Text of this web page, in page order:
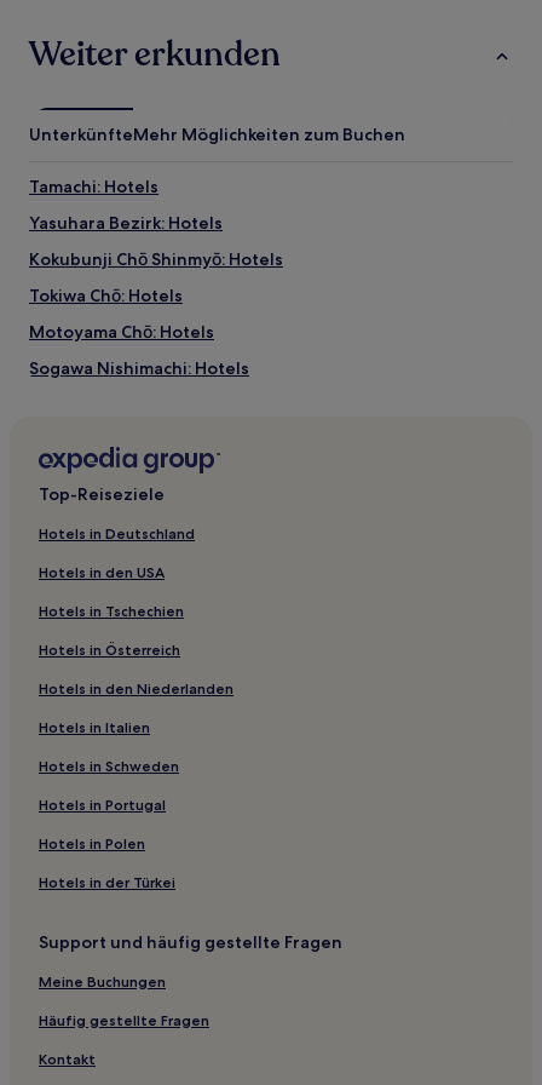
Weiter erkunden
UnterkünfteMehr Möglichkeiten zum Buchen
Tamachi: Hotels
Yasuhara Bezirk: Hotels
Kokubunji Chō Shinmyō: Hotels
Tokiwa Chō: Hotels
Motoyama Chō: Hotels
Sogawa Nishimachi: Hotels
Kōnan Chō Yoshimitsu: Hotels
Kokubunji Chō Kashihara: Hotels
Tahi-Kami Machi: Hotels
Ayagawa Hotels
Takinomiya Hotels
Kamino Chō: Hotels
Kōnan Chō Yokoi: Hotels
Ōta-Kami Machi: Hotels
Manno Hotels
Kokubunji Chō Kokubu: Hotels
Higashi-Ueta Bezirk: Hotels
Nariai Chō: Hotels
Minami-Shin Machi: Hotels
Kagawa Chō Asano: Hotels
Top-Reiseziele
Hotels in Deutschland
Hotels in den USA
Hotels in Tschechien
Hotels in Österreich
Hotels in den Niederlanden
Hotels in Italien
Hotels in Schweden
Hotels in Portugal
Hotels in Polen
Hotels in der Türkei
Support und häufig gestellte Fragen
Meine Buchungen
Häufig gestellte Fragen
Kontakt